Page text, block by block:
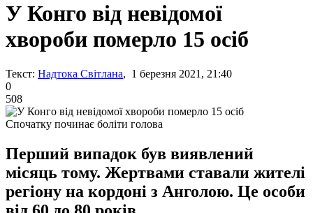
У Конго від невідомої
хвороби померло 15 осіб
Текст: Надтока Світлана, 1 березня 2021, 21:40
0
508
Спочатку починає боліти голова
Перший випадок був виявлений
місяць тому. Жертвами ставали жителі
регіону на кордоні з Анголою. Це особи